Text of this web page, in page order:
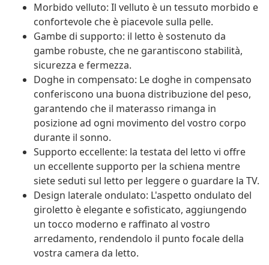
Morbido velluto: Il velluto è un tessuto morbido e
confortevole che è piacevole sulla pelle.
Gambe di supporto: il letto è sostenuto da
gambe robuste, che ne garantiscono stabilità,
sicurezza e fermezza.
Doghe in compensato: Le doghe in compensato
conferiscono una buona distribuzione del peso,
garantendo che il materasso rimanga in
posizione ad ogni movimento del vostro corpo
durante il sonno.
Supporto eccellente: la testata del letto vi offre
un eccellente supporto per la schiena mentre
siete seduti sul letto per leggere o guardare la TV.
Design laterale ondulato: L'aspetto ondulato del
giroletto è elegante e sofisticato, aggiungendo
un tocco moderno e raffinato al vostro
arredamento, rendendolo il punto focale della
vostra camera da letto.